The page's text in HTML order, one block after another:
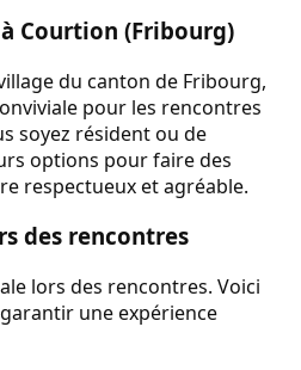
Courtion (Fribourg)
du canton de Fribourg,
pour les rencontres
soyez résident ou de
options pour faire des
respectueux et agréable.
des rencontres
lors des rencontres. Voici
une expérience